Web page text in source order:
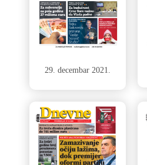
29. decembar 2021.